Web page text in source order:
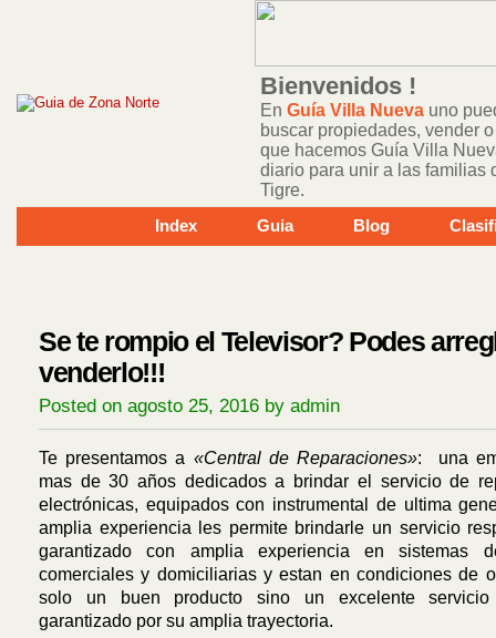
Bienvenidos !
En Guía Villa Nueva uno
buscar propiedades, vender
que hacemos Guía Villa
diario para unir a las familias
Tigre.
Index
Guia Blog
Se te rompio el Televisor? Podes
venderlo!!!
Posted on agosto 25, 2016 by admin
Te presentamos a «Central de Reparaciones»: una
mas de 30 años dedicados a brindar el servicio de
electrónicas, equipados con instrumental de ultima
amplia experiencia les permite brindarle un servicio
garantizado con amplia experiencia en sistemas
comerciales y domiciliarias y estan en condiciones de
solo un buen producto sino un excelente
garantizado por su amplia trayectoria.